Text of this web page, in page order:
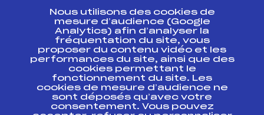
Ressources
Pass’Neige
Projet sportif fédéral
Projet de performance fédéral
Antidopage
Nous utilisons des cookies de
mesure d’audience (Google
Analytics) afin d’analyser la
fréquentation du site, vous
proposer du contenu vidéo et les
performances du site, ainsi que des
cookies permettant le
fonctionnement du site. Les
cookies de mesure d’audience ne
sont déposés qu’avec votre
consentement. Vous pouvez